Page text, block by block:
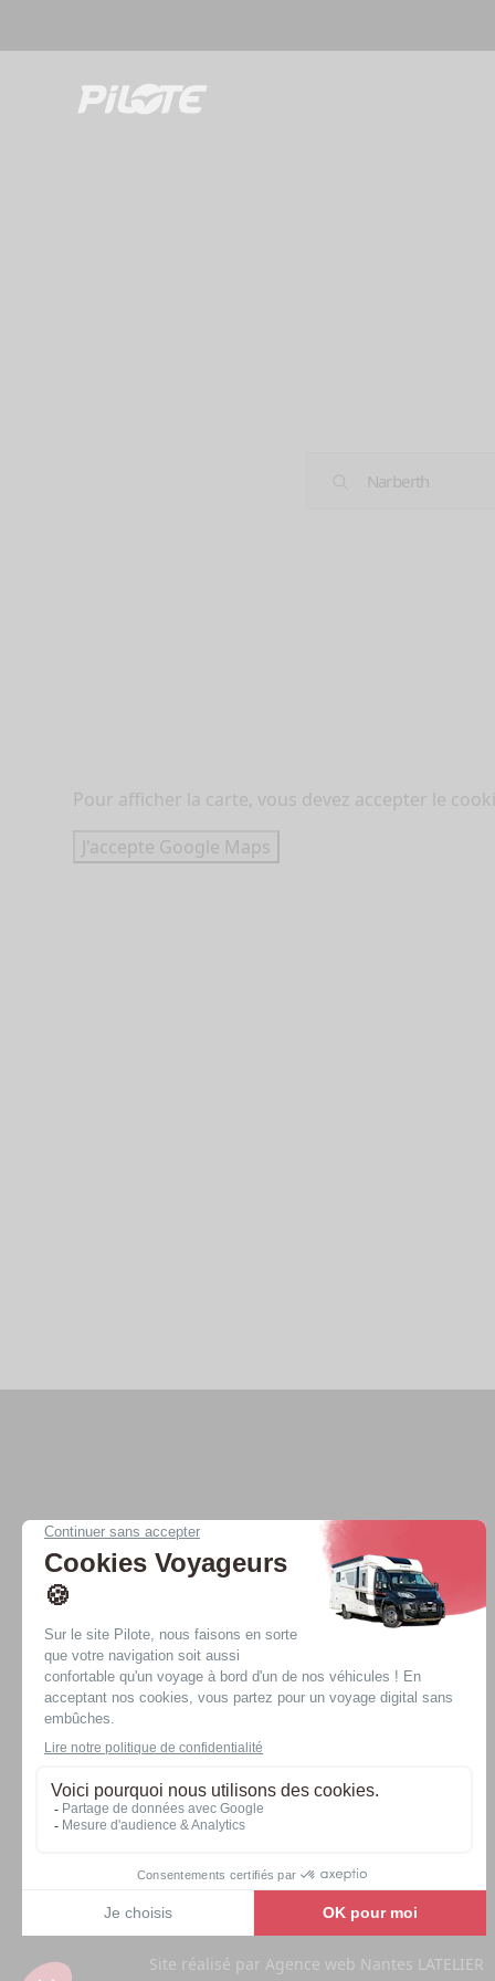
parfaitement adapté à
Pour afficher la carte, vous devez accepter le
J'accepte Google Maps
Nos véhicules
Vans
Intégraux
Vans Évidence
Site réalisé par Agence web Nantes LATELIER